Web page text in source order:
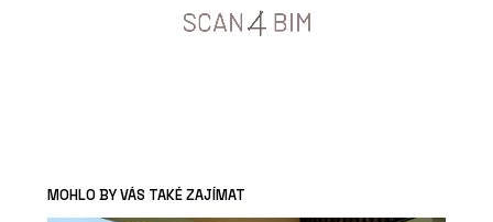
MOHLO BY VÁS TAKÉ ZAJÍMAT